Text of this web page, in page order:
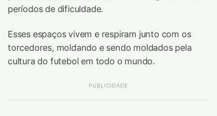
períodos de dificuldade.
Esses espaços vivem e respiram junto com os
torcedores, moldando e sendo moldados pela
cultura do futebol em todo o mundo.
PUBLICIDADE